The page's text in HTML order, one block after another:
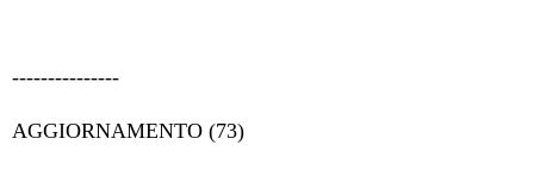
---------------
AGGIORNAMENTO (73)